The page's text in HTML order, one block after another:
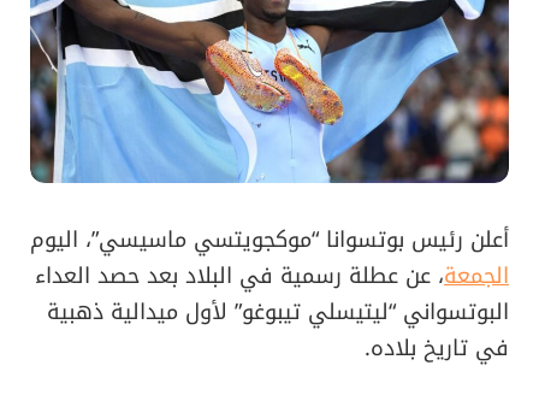
أعلن رئيس بوتسوانا “موكجويتسي ماسيسي”، اليوم
الجمعة، عن عطلة رسمية في البلاد بعد حصد العداء
البوتسواني “ليتيسلي تيبوغو” لأول ميدالية ذهبية
في تاريخ بلاده.